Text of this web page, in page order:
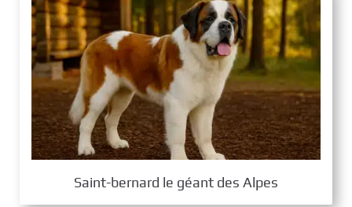
Saint-bernard le géant des Alpes